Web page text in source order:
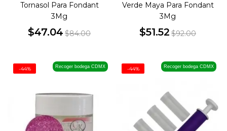
Tornasol Para Fondant
3Mg
$47.04 $84.00
Verde Maya Para Fondant
3Mg
$51.52 $92.00
Recoger bodega CDMX
-44% Recoger bodega CDMX
-44%